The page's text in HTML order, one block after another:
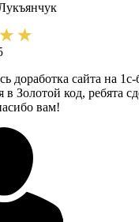
доработка сайта на
в Золотой код, ребята
вам!